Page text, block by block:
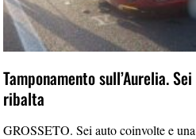
Tamponamento sull’Aurelia.
ribalta
GROSSETO. Sei auto coinvolte e